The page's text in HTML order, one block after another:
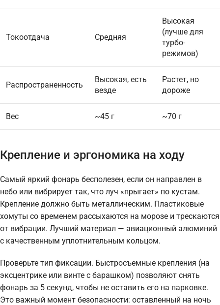
Токоотдача Средняя
Высокая
(лучше для
турбо-
режимов)
Распространенность
Высокая, есть
везде
Растет, но
дороже
Вес ~45 г ~70 г
Крепление и эргономика на ходу
Самый яркий фонарь бесполезен, если он направлен в
небо или вибрирует так, что луч «прыгает» по кустам.
Крепление должно быть металлическим. Пластиковые
хомуты со временем рассыхаются на морозе и трескаются
от вибрации. Лучший материал — авиационный алюминий
с качественным уплотнительным кольцом.
Проверьте тип фиксации. Быстросъемные крепления (на
эксцентрике или винте с барашком) позволяют снять
фонарь за 5 секунд, чтобы не оставить его на парковке.
Это важный момент безопасности: оставленный на ночь